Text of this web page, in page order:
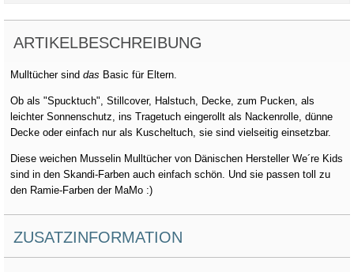
ARTIKELBESCHREIBUNG
Mulltücher sind das Basic für Eltern.
Ob als "Spucktuch", Stillcover, Halstuch, Decke, zum Pucken, als
leichter Sonnenschutz, ins Tragetuch eingerollt als Nackenrolle, dünne
Decke oder einfach nur als Kuscheltuch, sie sind vielseitig einsetzbar.
Diese weichen Musselin Mulltücher von Dänischen Hersteller We´re Kids
sind in den Skandi-Farben auch einfach schön. Und sie passen toll zu
den Ramie-Farben der MaMo :)
ZUSATZINFORMATION